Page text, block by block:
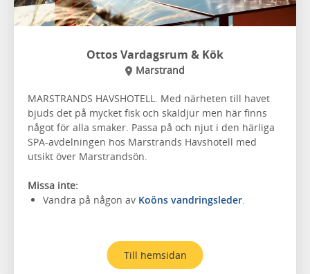
Ottos Vardagsrum & Kök
Marstrand
MARSTRANDS HAVSHOTELL. Med närheten till havet
bjuds det på mycket fisk och skaldjur men här finns
något för alla smaker. Passa på och njut i den härliga
SPA-avdelningen hos Marstrands Havshotell med
utsikt över Marstrandsön.
Missa inte:
Vandra på någon av Koöns vandringsleder.
Till hemsidan